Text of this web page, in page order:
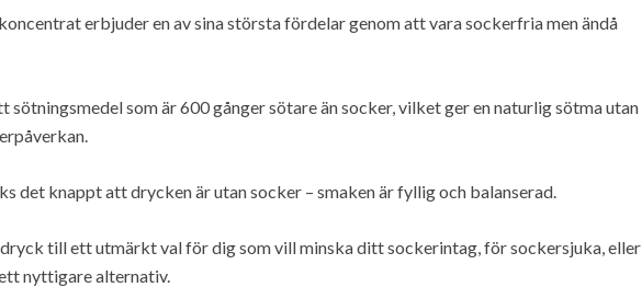
erbjuder en av sina största fördelar genom att vara sockerfria men ändå
sötningsmedel som är 600 gånger sötare än socker, vilket ger en naturlig sötma utan
det knappt att drycken är utan socker – smaken är fyllig och balanserad.
till ett utmärkt val för dig som vill minska ditt sockerintag, för sockersjuka, eller
nyttigare alternativ.